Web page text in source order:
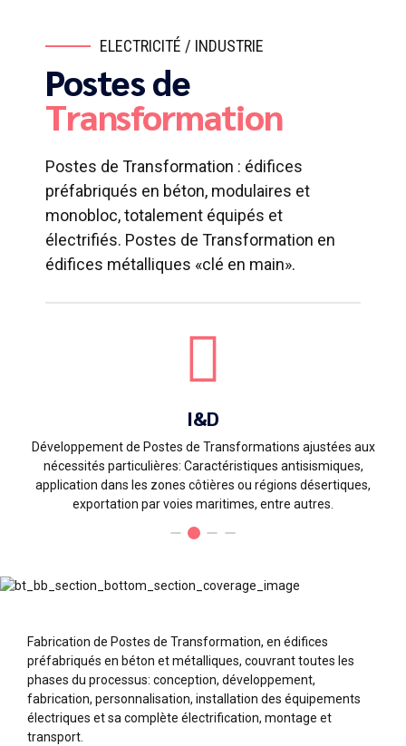
ELECTRICITÉ / INDUSTRIE
Postes de
Transformation
Postes de Transformation : édifices
préfabriqués en béton, modulaires et
monobloc, totalement équipés et
électrifiés. Postes de Transformation en
édifices métalliques «clé en main».
I&D
Développement de Postes de Transformations ajustées aux
nécessités particulières: Caractéristiques antisismiques,
application dans les zones côtières ou régions désertiques,
exportation par voies maritimes, entre autres.
Fabrication de Postes de Transformation, en édifices
préfabriqués en béton et métalliques, couvrant toutes les
phases du processus: conception, développement,
fabrication, personnalisation, installation des équipements
électriques et sa complète électrification, montage et
transport.